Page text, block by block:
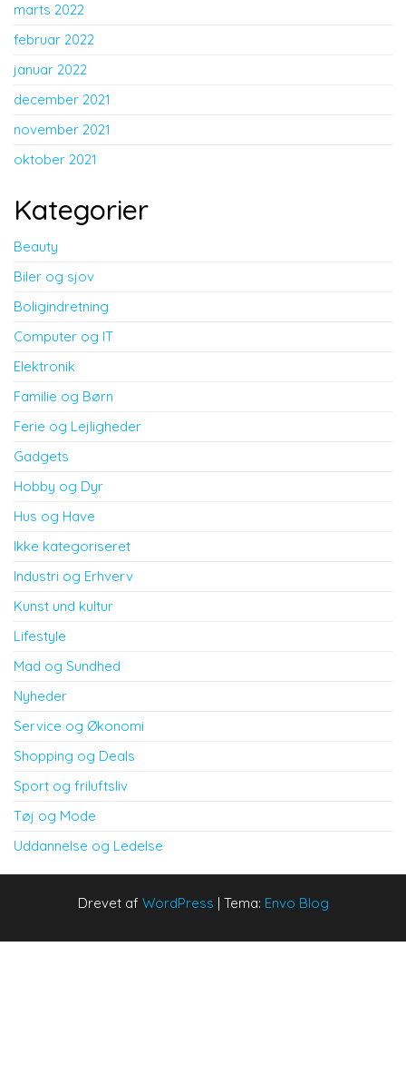
marts 2022
februar 2022
januar 2022
december 2021
november 2021
oktober 2021
Kategorier
Beauty
Biler og sjov
Boligindretning
Computer og IT
Elektronik
Familie og Børn
Ferie og Lejligheder
Gadgets
Hobby og Dyr
Hus og Have
Ikke kategoriseret
Industri og Erhverv
Kunst und kultur
Lifestyle
Mad og Sundhed
Nyheder
Service og Økonomi
Shopping og Deals
Sport og friluftsliv
Tøj og Mode
Uddannelse og Ledelse
Drevet af WordPress | Tema: Envo Blog